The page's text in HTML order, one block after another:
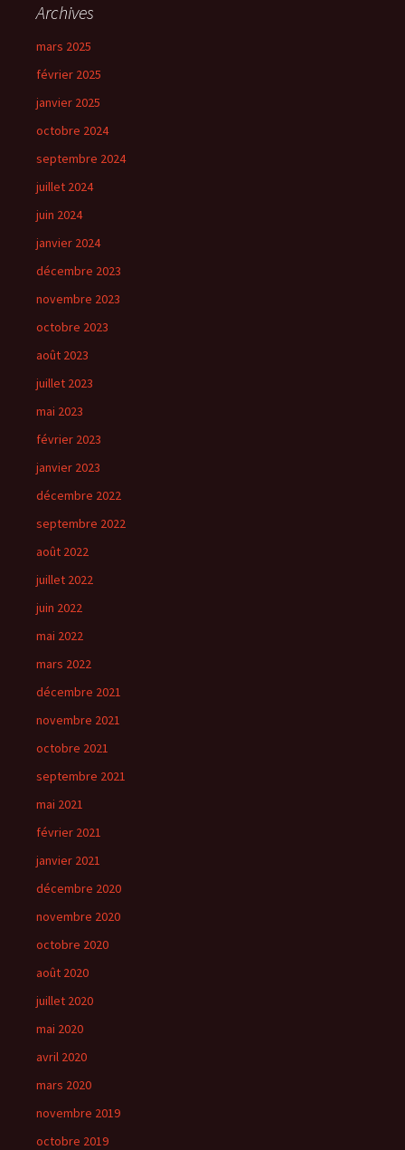
Archives
mars 2025
février 2025
janvier 2025
octobre 2024
septembre 2024
juillet 2024
juin 2024
janvier 2024
décembre 2023
novembre 2023
octobre 2023
août 2023
juillet 2023
mai 2023
février 2023
janvier 2023
décembre 2022
septembre 2022
août 2022
juillet 2022
juin 2022
mai 2022
mars 2022
décembre 2021
novembre 2021
octobre 2021
septembre 2021
mai 2021
février 2021
janvier 2021
décembre 2020
novembre 2020
octobre 2020
août 2020
juillet 2020
mai 2020
avril 2020
mars 2020
novembre 2019
octobre 2019